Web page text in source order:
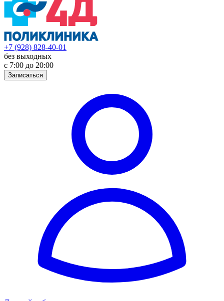
+7 (928) 828-40-01
без выходных
с 7:00 до 20:00
Записаться